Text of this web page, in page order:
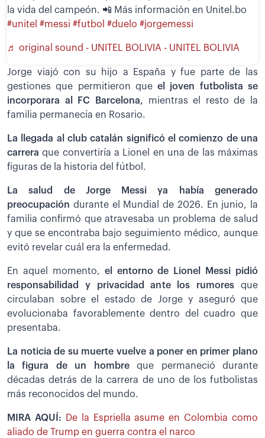
la vida del campeón. 📲 Más información en Unitel.bo
#unitel #messi #futbol #duelo #jorgemessi
♬ original sound - UNITEL BOLIVIA - UNITEL BOLIVIA
Jorge viajó con su hijo a España y fue parte de las
gestiones que permitieron queel joven futbolista se
incorporara al FC Barcelona, mientras el resto de la
familia permanecía en Rosario.
La llegada al club catalán significó el comienzo de una
carreraque convertiría a Lionel en una de las máximas
figuras de la historia del fútbol.
La salud de Jorge Messi ya había generado
preocupación durante el Mundial de 2026. En junio, la
familia confirmó que atravesaba un problema de salud
y que se encontraba bajo seguimiento médico, aunque
evitó revelar cuál era la enfermedad.
En aquel momento, el entorno de Lionel Messi pidió
responsabilidad y privacidad ante los rumores que
circulaban sobre el estado de Jorge y aseguró que
evolucionaba favorablemente dentro del cuadro que
presentaba.
La noticia de su muerte vuelve a poner en primer plano
la figura de un hombreque permaneció durante
décadas detrás de la carrera de uno de los futbolistas
más reconocidos del mundo.
MIRA AQUÍ:
De la Espriella asume en Colombia como
aliado de Trump en guerra contra el narco